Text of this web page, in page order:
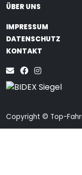
ÜBER UNS
IMPRESSUM
DATENSCHUTZ
KONTAKT
Copyright © Top-